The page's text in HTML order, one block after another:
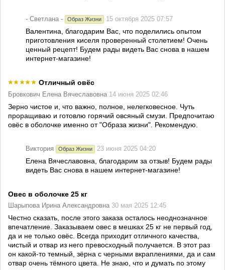
- Светлана - Образ Жизни 15 октября 2025 07:57
Валентина, благодарим Вас, что поделились опытом
приготовления киселя проверенный столетием! Очень
ценный рецепт! Будем рады видеть Вас снова в нашем
интернет-магазине!
Отличный овёс
Бровкович Елена Вячеславовна 14 июня 2025 02:46
Зерно чистое и, что важно, полное, нелегковесное. Чуть
проращиваю и готовлю горячий овсяный смузи. Предпочитаю
овёс в оболочке именно от "Образа жизни". Рекомендую.
Виктория Образ Жизни 23 июня 2025 04:20
Елена Вячеславовна, благодарим за отзыв! Будем рады
видеть Вас снова в нашем интернет-магазине!
Овес в оболочке 25 кг
Шарыпова Ирина Александровна 30 мая 2025 12:45
Честно сказать, после этого заказа осталось неоднозначное
впечатление. Заказываем овес в мешках 25 кг не первый год,
да и не только овёс. Всегда приходит отличного качества,
чистый и отвар из него превосходный получается. В этот раз
он какой-то темный, зёрна с черными вкраплениями, да и сам
отвар очень тёмного цвета. Не знаю, что и думать по этому